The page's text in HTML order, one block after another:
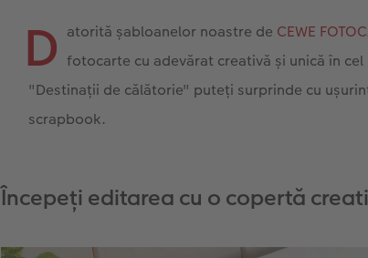
D atorită șabloanelor noastre de CEWE
fotocarte cu adevărat creativă și unică în
"Destinații de călătorie" puteți surprinde cu
scrapbook.
Începeți editarea cu o copertă